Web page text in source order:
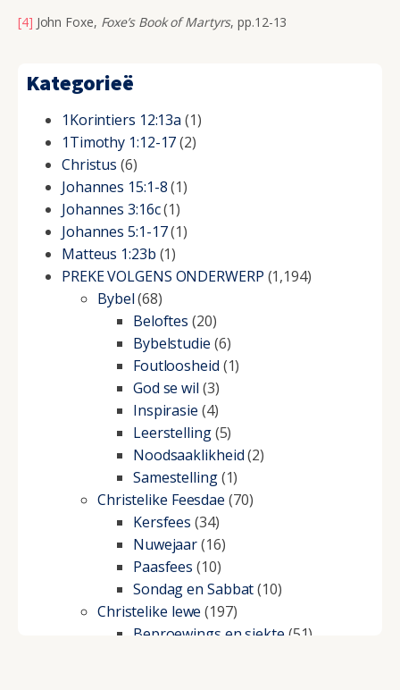
[4] John Foxe, Foxe’s Book of Martyrs, pp.12-13
Kategorieë
1Korintiers 12:13a (1)
1Timothy 1:12-17(2)
Christus (6)
Johannes 15:1-8(1)
Johannes 3:16c(1)
Johannes 5:1-17(1)
Matteus 1:23b (1)
PREKE VOLGENS ONDERWERP (1,194)
Bybel(68)
Beloftes (20)
Bybelstudie (6)
Foutloosheid (1)
God se wil (3)
Inspirasie (4)
Leerstelling(5)
Noodsaaklikheid(2)
Samestelling(1)
Christelike Feesdae (70)
Kersfees (34)
Nuwejaar(16)
Paasfees (10)
Sondag en Sabbat(10)
Christelike lewe (197)
Beproewings en siekte (51)